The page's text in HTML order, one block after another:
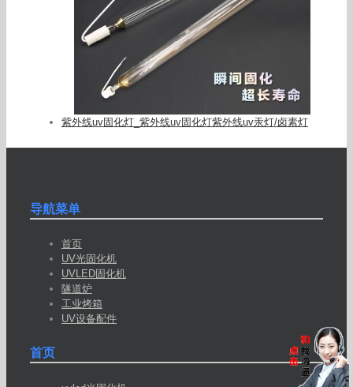
紫外线uv固化灯_紫外线uv固化灯紫外线uv汞灯/卤素灯
导航菜单
首页
UV光固化机
UVLED固化机
隧道炉
工业烤箱
UV设备配件
首页